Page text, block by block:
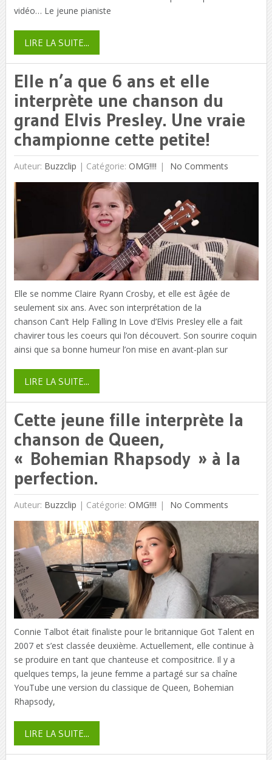
vidéo… Le jeune pianiste
LIRE LA SUITE...
Elle n’a que 6 ans et elle
interprète une chanson du
grand Elvis Presley. Une vraie
championne cette petite!
Auteur: Buzzclip | Catégorie: OMG!!!! No Comments
Elle se nomme Claire Ryann Crosby, et elle est âgée de
seulement six ans. Avec son interprétation de la
chanson Can’t Help Falling In Love d’Elvis Presley elle a fait
chavirer tous les coeurs qui l’on découvert. Son sourire coquin
ainsi que sa bonne humeur l’on mise en avant-plan sur
LIRE LA SUITE...
Cette jeune fille interprète la
chanson de Queen,
« Bohemian Rhapsody » à la
perfection.
Auteur: Buzzclip | Catégorie: OMG!!!! No Comments
Connie Talbot était finaliste pour le britannique Got Talent en
2007 et s’est classée deuxième. Actuellement, elle continue à
se produire en tant que chanteuse et compositrice. Il y a
quelques temps, la jeune femme a partagé sur sa chaîne
YouTube une version du classique de Queen, Bohemian
Rhapsody,
LIRE LA SUITE...